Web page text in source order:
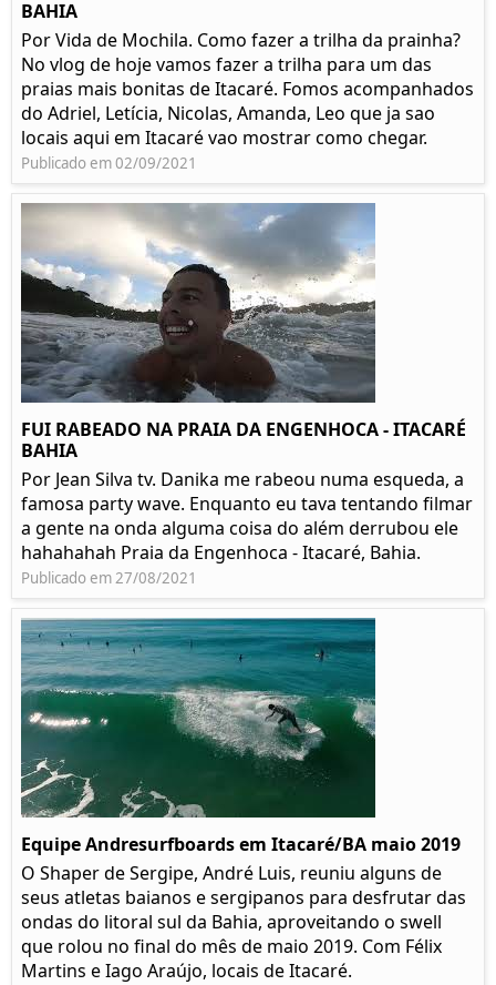
BAHIA
Por Vida de Mochila. Como fazer a trilha da prainha?
No vlog de hoje vamos fazer a trilha para um das
praias mais bonitas de Itacaré. Fomos acompanhados
do Adriel, Letícia, Nicolas, Amanda, Leo que ja sao
locais aqui em Itacaré vao mostrar como chegar.
Publicado em 02/09/2021
FUI RABEADO NA PRAIA DA ENGENHOCA - ITACARÉ
BAHIA
Por Jean Silva tv. Danika me rabeou numa esqueda, a
famosa party wave. Enquanto eu tava tentando filmar
a gente na onda alguma coisa do além derrubou ele
hahahahah Praia da Engenhoca - Itacaré, Bahia.
Publicado em 27/08/2021
Equipe Andresurfboards em Itacaré/BA maio 2019
O Shaper de Sergipe, André Luis, reuniu alguns de
seus atletas baianos e sergipanos para desfrutar das
ondas do litoral sul da Bahia, aproveitando o swell
que rolou no final do mês de maio 2019. Com Félix
Martins e Iago Araújo, locais de Itacaré.